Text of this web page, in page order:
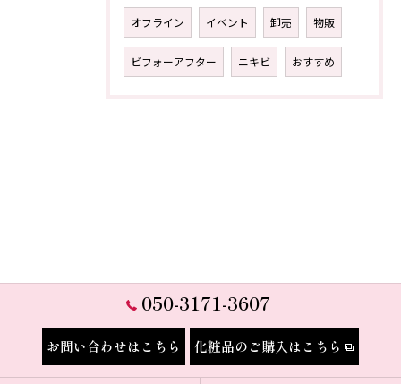
オフライン イベント 卸売 物販
ビフォーアフター ニキビ おすすめ
050-3171-3607
お問い合わせはこちら 化粧品のご購入はこちら